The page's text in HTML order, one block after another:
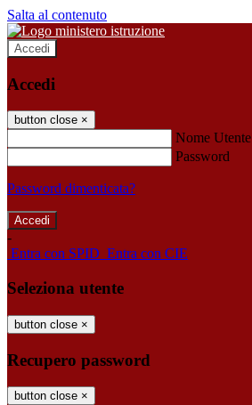
Salta al contenuto
Accedi
Accedi
button close ×
Nome Utente
Password
Password dimenticata?
-
Entra con SPID Entra con CIE
Seleziona utente
button close ×
Recupero password
button close ×